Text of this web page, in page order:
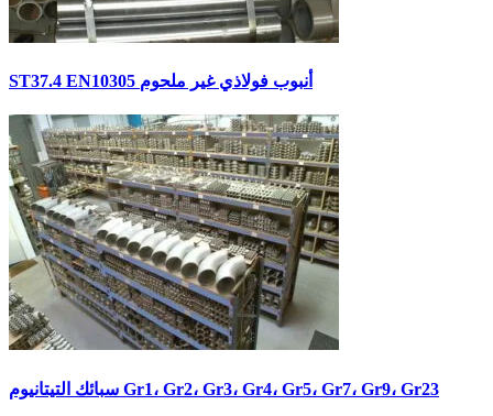
ST37.4 EN10305 أنبوب فولاذي غير ملحوم
سبائك التيتانيوم Gr1، Gr2، Gr3، Gr4، Gr5، Gr7، Gr9، Gr23